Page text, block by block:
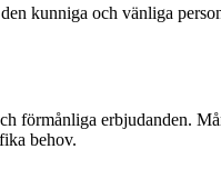
kunniga och vänliga
erbjudanden.
behov.